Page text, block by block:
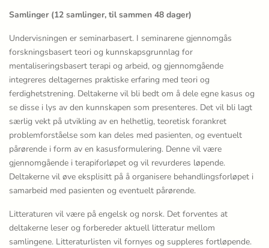
Samlinger (12 samlinger, til sammen 48 dager)
Undervisningen er seminarbasert. I seminarene gjennomgås
forskningsbasert teori og kunnskapsgrunnlag for
mentaliseringsbasert terapi og arbeid, og gjennomgående
integreres deltagernes praktiske erfaring med teori og
ferdighetstrening. Deltakerne vil bli bedt om å dele egne kasus og
se disse i lys av den kunnskapen som presenteres. Det vil bli lagt
særlig vekt på utvikling av en helhetlig, teoretisk forankret
problemforståelse som kan deles med pasienten, og eventuelt
pårørende i form av en kasusformulering. Denne vil være
gjennomgående i terapiforløpet og vil revurderes løpende.
Deltakerne vil øve eksplisitt på å organisere behandlingsforløpet i
samarbeid med pasienten og eventuelt pårørende.
Litteraturen vil være på engelsk og norsk. Det forventes at
deltakerne leser og forbereder aktuell litteratur mellom
samlingene. Litteraturlisten vil fornyes og suppleres fortløpende.